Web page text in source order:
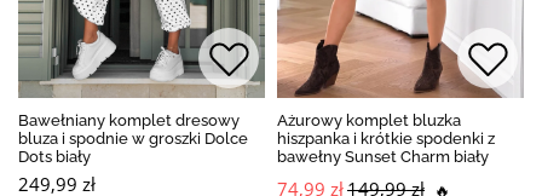
Bawełniany komplet dresowy
bluza i spodnie w groszki Dolce
Dots biały
249,99 zł
Ażurowy komplet bluzka
hiszpanka i krótkie spodenki z
bawełny Sunset Charm biały
74,99 zł149,99 zł 🔥